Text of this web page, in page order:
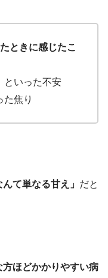
ときに感じたこ
といった不安
た焦り
て単なる甘え」 だと
方ほどかかりやすい病